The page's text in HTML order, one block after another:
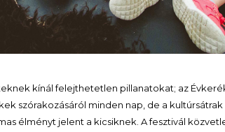
kínál felejthetetlen pillanatokat; az
szórakozásáról minden nap, de a
élményt jelent a kicsiknek. A fesztivál